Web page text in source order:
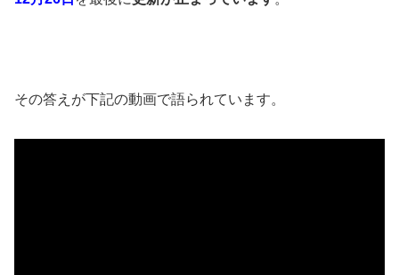
その答えが下記の動画で語られています。